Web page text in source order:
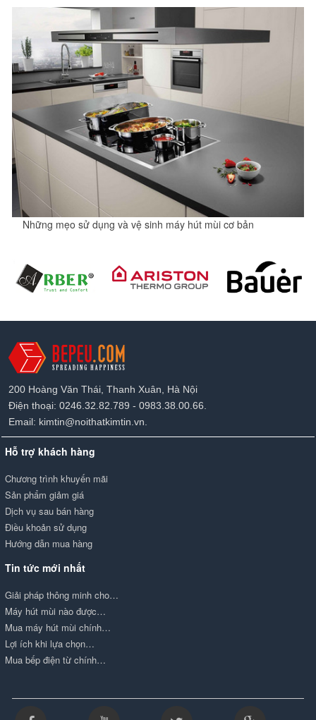
Những mẹo sử dụng và vệ sinh máy hút mùi cơ bản
200 Hoàng Văn Thái, Thanh Xuân, Hà Nội
Điện thoại: 0246.32.82.789 - 0983.38.00.66.
Email: kimtin@noithatkimtin.vn.
Hỗ trợ khách hàng
Chương trình khuyến mãi
Sản phẩm giảm giá
Dịch vụ sau bán hàng
Điều khoản sử dụng
Hướng dẫn mua hàng
Tin tức mới nhất
Giải pháp thông minh cho…
Máy hút mùi nào được…
Mua máy hút mùi chính…
Lợi ích khi lựa chọn…
Mua bếp điện từ chính…